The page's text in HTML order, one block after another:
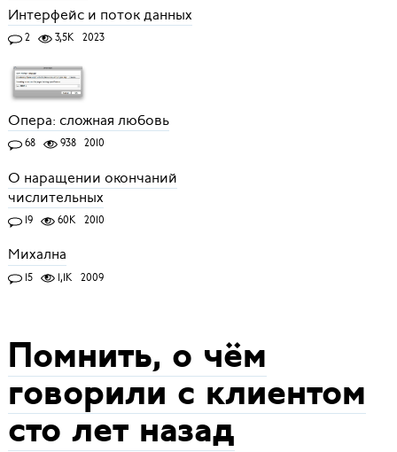
Интерфейс и поток данных
2 3,5K 2023
Опера: сложная любовь
68 938 2010
О наращении окончаний
числительных
19 60K 2010
Михална
15 1,1K 2009
Помнить, о чём
говорили с клиентом
сто лет назад